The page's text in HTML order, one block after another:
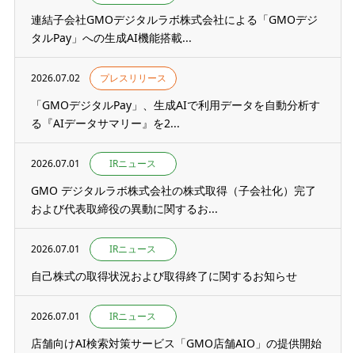
連結子会社GMOデジタルラボ株式会社による「GMOデジ
タルPay」への生成AI機能搭載...
2026.07.02 プレスリリース
「GMOデジタルPay」、生成AIで利用データを自動分析す
る『AIデータサマリー』を2...
2026.07.01 IRニュース
GMO デジタルラボ株式会社の株式取得（子会社化）完了
および代表取締役の異動に関するお...
2026.07.01 IRニュース
自己株式の取得状況および取得終了に関するお知らせ
2026.07.01 IRニュース
店舗向けAI検索対策サービス「GMO店舗AIO」の提供開始